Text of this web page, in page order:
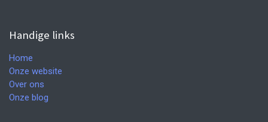
Handige links
Home
Onze website
Over ons
Onze blog